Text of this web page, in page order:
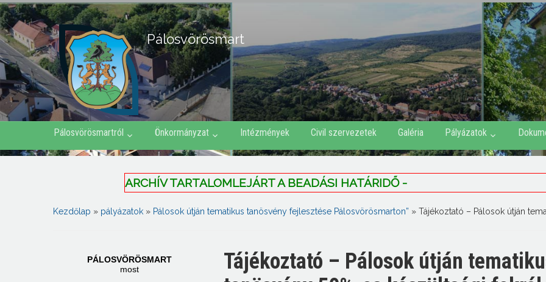
Pálosvörösmart
Pálosvörösmartról Önkormányzat Intézmények Civil szervezetek Galéria Pályázatok
ARCHÍV TARTALOMLEJÁRT A BEADÁSI HATÁRIDŐ -
Kezdőlap » pályázatok » Pálosok útján tematikus tanösvény fejlesztése Pálosvörösmarton” » Tájékoztató – Pálosok útján
Tájékoztató – Pálosok útján